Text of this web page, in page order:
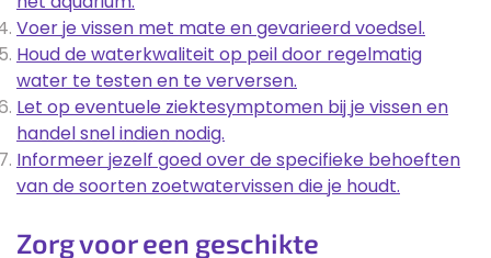
Voer je vissen met mate en gevarieerd voedsel.
Houd de waterkwaliteit op peil door regelmatig
water te testen en te verversen.
Let op eventuele ziektesymptomen bij je vissen en
handel snel indien nodig.
Informeer jezelf goed over de specifieke behoeften
van de soorten zoetwatervissen die je houdt.
Zorg voor een geschikte